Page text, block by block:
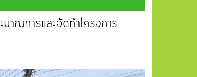
ณการและจัดทำโครงการ